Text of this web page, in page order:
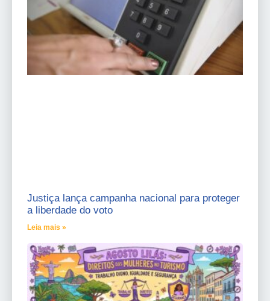
Justiça lança campanha nacional para proteger
a liberdade do voto
Leia mais »